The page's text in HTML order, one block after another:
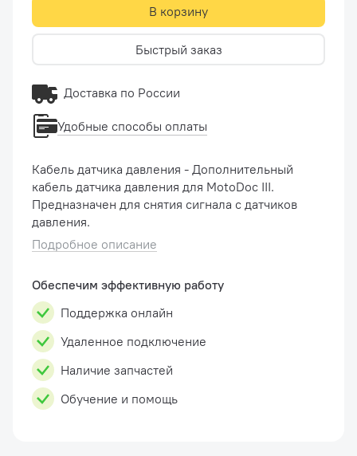
Кабель датчика давления - Дополнительный
кабель датчика давления для MotoDoc III.
Предназначен для снятия сигнала с датчиков
давления.
Подробное описание
Обеспечим эффективную работу
Поддержка онлайн
Удаленное подключение
Наличие запчастей
Обучение и помощь
В корзину
Быстрый заказ
Доставка по России
Удобные способы оплаты